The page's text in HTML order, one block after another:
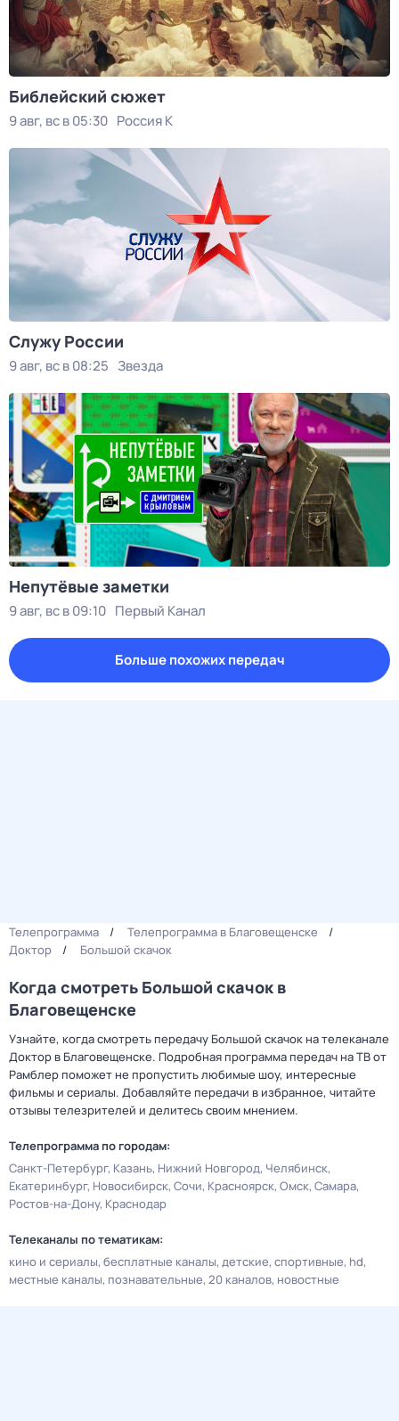
Библейский сюжет
9 авг, вс в 05:30 Россия К
Служу России
9 авг, вс в 08:25 Звезда
Непутёвые заметки
9 авг, вс в 09:10 Первый Канал
Больше похожих передач
Телепрограмма
Телепрограмма в Благовещенске
Доктор
Большой скачок
Когда смотреть Большой скачок в
Благовещенске
Узнайте, когда смотреть передачу Большой скачок на телеканале
Доктор в Благовещенске. Подробная программа передач на ТВ от
Рамблер поможет не пропустить любимые шоу, интересные
фильмы и сериалы. Добавляйте передачи в избранное, читайте
отзывы телезрителей и делитесь своим мнением.
Телепрограмма по городам:
Санкт-Петербург Казань Нижний Новгород Челябинск
Екатеринбург Новосибирск Сочи Красноярск Омск Самара
Ростов-на-Дону Краснодар
Телеканалы по тематикам:
кино и сериалы бесплатные каналы детские спортивные hd
местные каналы познавательные 20 каналов новостные